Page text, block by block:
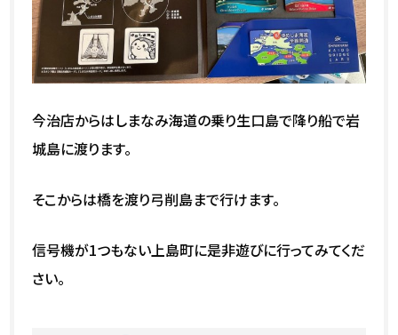
今治店からはしまなみ海道の乗り生口島で降り船で岩
城島に渡ります。
そこからは橋を渡り弓削島まで行けます。
信号機が1つもない上島町に是非遊びに行ってみてくだ
さい。